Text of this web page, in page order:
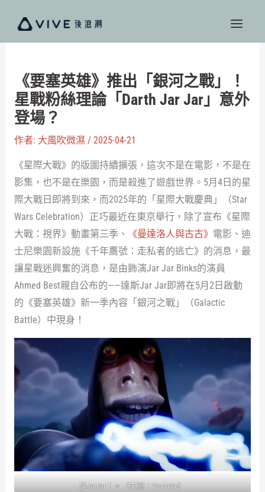
主
《要塞英雄》推出「銀河之戰」！
星戰粉絲理論「Darth Jar Jar」意外
登場？
作者: 大風吹微濕 / 2025-04-21
《星際大戰》的版圖持續擴張，這次不是在電影，不是在
影集，也不是在樂園，而是殺進了遊戲世界。5月4日的星
際大戰日即將到來，而2025年的「星際大戰慶典」（Star
Wars Celebration）正巧最近在東京舉行，除了宣布《星際
大戰：視界》動畫第三季、
《曼達洛人與古古》 電影、迪
士尼樂園新設施《千年鷹號：走私者的逃亡》的消息，最
讓星戰迷興奮的消息，是由飾演Jar Jar Binks的演員
Ahmed Best親自公布的——達斯Jar Jar即將在5月2日啟動
的《要塞英雄》新一季內容「銀河之戰」（Galactic
Battle）中現身！
是JarJar！。（來源：YouTube）